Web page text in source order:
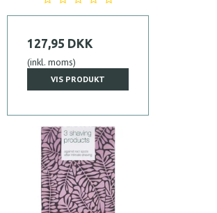
127,95 DKK
(inkl. moms)
VIS PRODUKT